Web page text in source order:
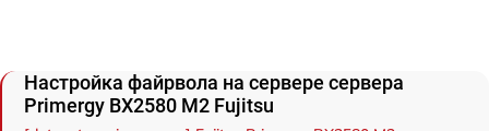
Настройка файрвола на сервере сервера
Primergy BX2580 M2 Fujitsu